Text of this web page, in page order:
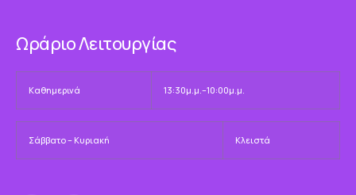
Ωράριο Λειτουργίας
Καθημερινά 13:30μ.μ.–10:00μ.μ.
Σάββατο – Κυριακή Κλειστά